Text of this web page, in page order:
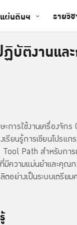
ผ่นดินฯ รายวิ
บัติงานแล
ารใช้งานเครื่องจักร
เรียนรู้การเขียนโปร
Path สำหรับกา
มีความแม่นยำและคุณ
ตอย่างเป็นระบบเตรี